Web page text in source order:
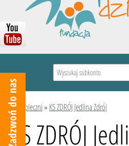
Podopieczni» KS ZDRÓJ Jedlina Zdrój
KS ZDRÓJ